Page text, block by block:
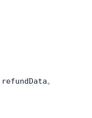
refundData。